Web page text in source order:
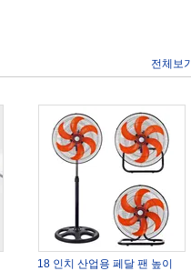
전체보기
18 인치 산업용 페달 팬 높이